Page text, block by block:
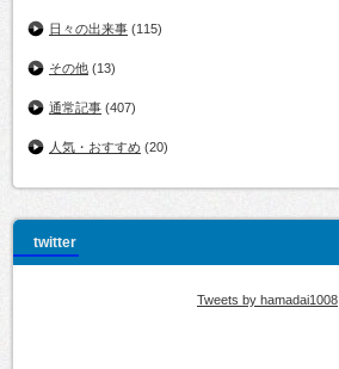
日々の出来事 (115)
その他 (13)
通常記事 (407)
人気・おすすめ (20)
twitter
Tweets by hamadai1008